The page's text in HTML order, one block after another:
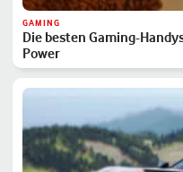
GAMING
Die besten Gaming-
Power